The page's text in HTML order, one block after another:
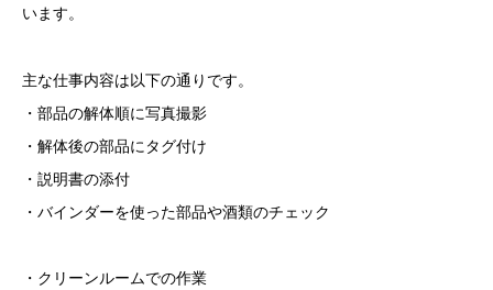
います。
主な仕事内容は以下の通りです。
・部品の解体順に写真撮影
・解体後の部品にタグ付け
・説明書の添付
・バインダーを使った部品や酒類のチェック
・クリーンルームでの作業